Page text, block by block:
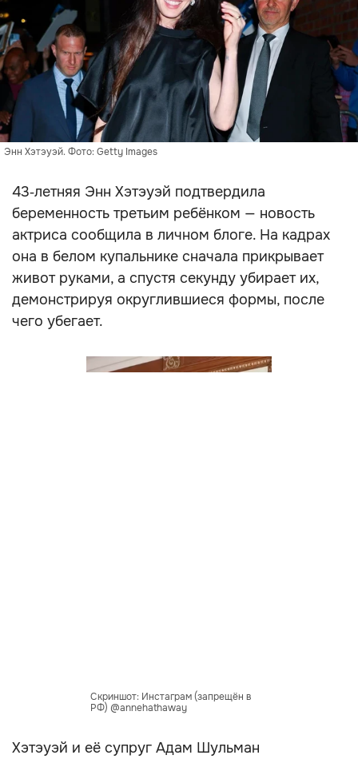
Энн Хэтэуэй. Фото: Getty Images
43‑летняя Энн Хэтэуэй подтвердила
беременность третьим ребёнком — новость
актриса сообщила в личном блоге. На кадрах
она в белом купальнике сначала прикрывает
живот руками, а спустя секунду убирает их,
демонстрируя округлившиеся формы, после
чего убегает.
Скриншот: Инстаграм (запрещён в
РФ) @annehathaway
Хэтэуэй и её супруг Адам Шульман